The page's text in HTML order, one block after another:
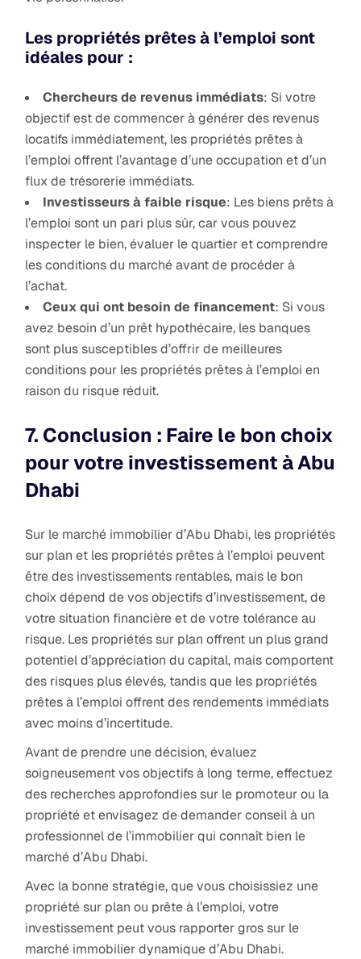
Les propriétés prêtes à l’emploi sont
idéales pour :
Chercheurs de revenus immédiats: Si votre
objectif est de commencer à générer des revenus
locatifs immédiatement, les propriétés prêtes à
l’emploi offrent l’avantage d’une occupation et d’un
flux de trésorerie immédiats.
Investisseurs à faible risque: Les biens prêts à
l’emploi sont un pari plus sûr, car vous pouvez
inspecter le bien, évaluer le quartier et comprendre
les conditions du marché avant de procéder à
l’achat.
Ceux qui ont besoin de financement: Si vous
avez besoin d’un prêt hypothécaire, les banques
sont plus susceptibles d’offrir de meilleures
conditions pour les propriétés prêtes à l’emploi en
raison du risque réduit.
7. Conclusion : Faire le bon choix
pour votre investissement à Abu
Dhabi
Sur le marché immobilier d’Abu Dhabi, les propriétés
sur plan et les propriétés prêtes à l’emploi peuvent
être des investissements rentables, mais le bon
choix dépend de vos objectifs d’investissement, de
votre situation financière et de votre tolérance au
risque. Les propriétés sur plan offrent un plus grand
potentiel d’appréciation du capital, mais comportent
des risques plus élevés, tandis que les propriétés
prêtes à l’emploi offrent des rendements immédiats
avec moins d’incertitude.
Avant de prendre une décision, évaluez
soigneusement vos objectifs à long terme, effectuez
des recherches approfondies sur le promoteur ou la
propriété et envisagez de demander conseil à un
professionnel de l’immobilier qui connaît bien le
marché d’Abu Dhabi.
Avec la bonne stratégie, que vous choisissiez une
propriété sur plan ou prête à l’emploi, votre
investissement peut vous rapporter gros sur le
marché immobilier dynamique d’Abu Dhabi.